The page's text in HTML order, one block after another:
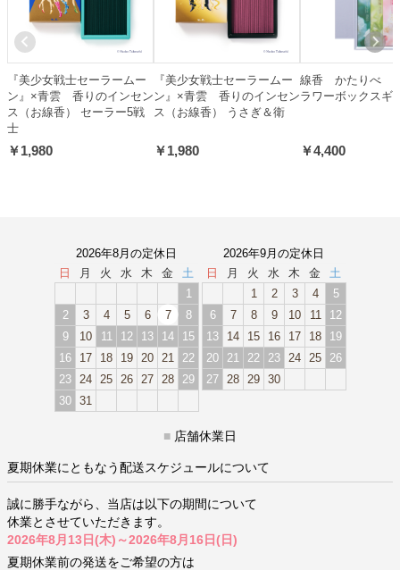
『美少女戦士セーラームー
ン』×青雲 香りのインセン
ス（お線香） セーラー5戦
士
￥1,980
『美少女戦士セーラームー
ン』×青雲 香りのインセン
ス（お線香） うさぎ＆衛
￥1,980
線香 かたりべ
ラワーボックスギ
￥4,400
2026年8月の定休日
日
月 火 水 木 金
土
1
2
3 4 5 6 7
8
9
10 11 12 13 14
15
16
17 18 19 20 21
22
23
24 25 26 27 28
29
30 31
2026年9月の定休日
日
月 火 水 木 金
土
1
2 3 4
5
6
7 8 9 10 11
12
13
14 15 16 17 18
19
20
21 22 23 24 25
26
27
28 29 30
■ 店舗休業日
夏期休業にともなう配送スケジュールについて
誠に勝手ながら、当店は以下の期間について
休業とさせていただきます。
2026年8月13日(木)～2026年8月16日(日)
夏期休業前の発送をご希望の方は